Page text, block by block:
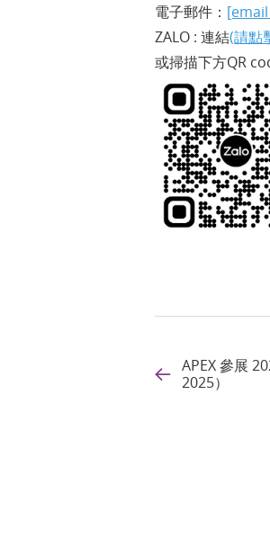
電子郵件：
ZALO : 連結(請點
或掃描下方QR
APEX 參展
2025）